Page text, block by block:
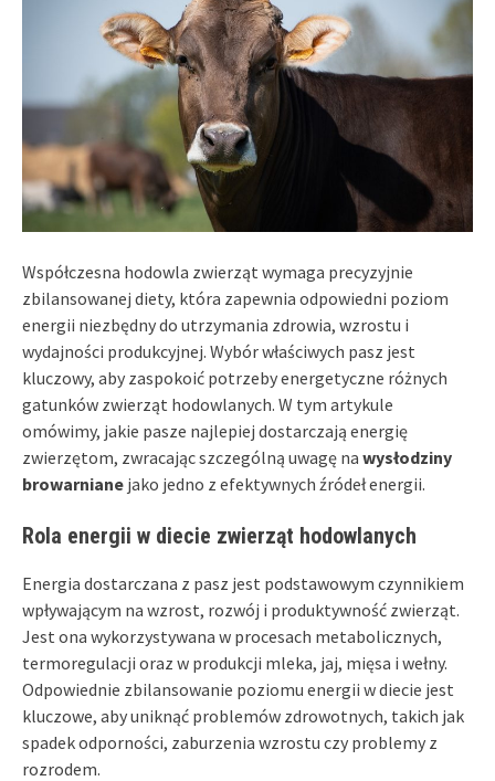
Współczesna hodowla zwierząt wymaga precyzyjnie
zbilansowanej diety, która zapewnia odpowiedni poziom
energii niezbędny do utrzymania zdrowia, wzrostu i
wydajności produkcyjnej. Wybór właściwych pasz jest
kluczowy, aby zaspokoić potrzeby energetyczne różnych
gatunków zwierząt hodowlanych. W tym artykule
omówimy, jakie pasze najlepiej dostarczają energię
zwierzętom, zwracając szczególną uwagę na wysłodziny
browarniane jako jedno z efektywnych źródeł energii.
Rola energii w diecie zwierząt hodowlanych
Energia dostarczana z pasz jest podstawowym czynnikiem
wpływającym na wzrost, rozwój i produktywność zwierząt.
Jest ona wykorzystywana w procesach metabolicznych,
termoregulacji oraz w produkcji mleka, jaj, mięsa i wełny.
Odpowiednie zbilansowanie poziomu energii w diecie jest
kluczowe, aby uniknąć problemów zdrowotnych, takich jak
spadek odporności, zaburzenia wzrostu czy problemy z
rozrodem.